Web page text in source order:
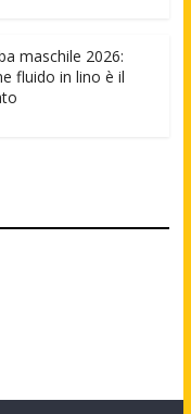
maschile 2026:
fluido in lino è il